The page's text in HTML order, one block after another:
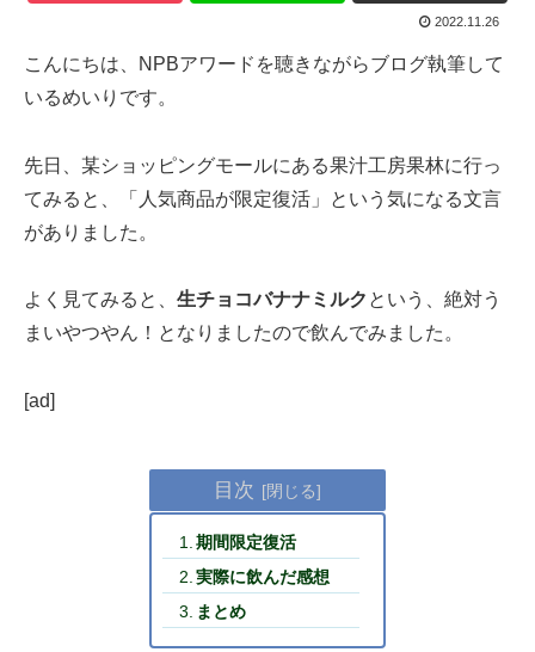
2022.11.26
こんにちは、NPBアワードを聴きながらブログ執筆して
いるめいりです。
先日、某ショッピングモールにある果汁工房果林に行っ
てみると、「人気商品が限定復活」という気になる文言
がありました。
よく見てみると、 生チョコバナナミルク という、絶対う
まいやつやん！となりましたので飲んでみました。
[ad]
目次
期間限定復活
実際に飲んだ感想
まとめ